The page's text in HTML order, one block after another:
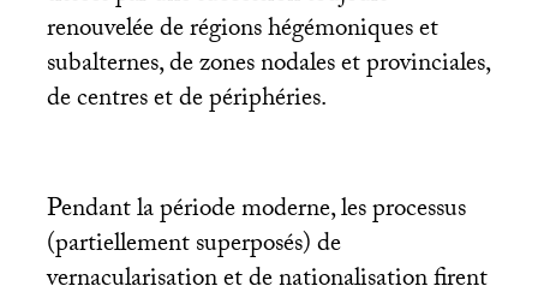
renouvelée de régions hégémoniques et
subalternes, de zones nodales et provinciales,
de centres et de périphéries.
Pendant la période moderne, les processus
(partiellement superposés) de